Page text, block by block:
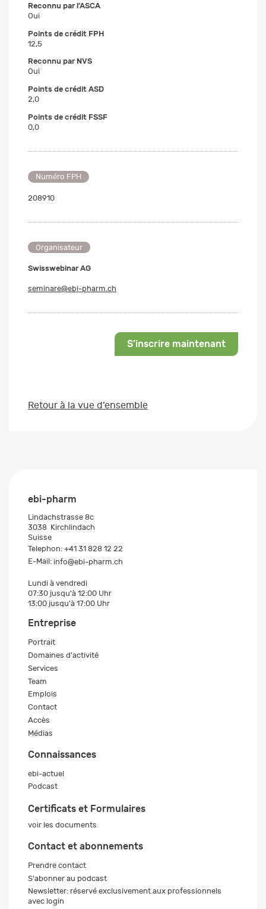
Reconnu par l’ASCA
Oui
Points de crédit FPH
12,5
Reconnu par NVS
Oui
Points de crédit ASD
2,0
Points de crédit FSSF
0,0
Numéro FPH
208910
Organisateur
Swisswebinar AG
seminare@ebi-pharm.ch
S’inscrire maintenant
Retour à la vue d’ensemble
ebi-pharm
Lindachstrasse 8c
3038 Kirchlindach
Suisse
Telephon: +41 31 828 12 22
E-Mail: info@ebi-pharm.ch
Lundi à vendredi
07:30 jusqu'à 12:00 Uhr
13:00 jusqu'à 17:00 Uhr
Entreprise
Portrait
Domaines d'activité
Services
Team
Emplois
Contact
Accès
Médias
Connaissances
ebi-actuel
Podcast
Certificats et Formulaires
voir les documents
Contact et abonnements
Prendre contact
S'abonner au podcast
Newsletter: réservé exclusivement aux professionnels
avec login